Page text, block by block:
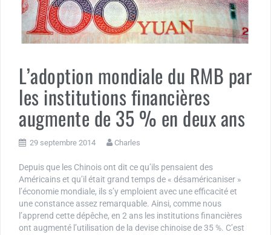
L’adoption mondiale du RMB par
les institutions financières
augmente de 35 % en deux ans
29 septembre 2014 Charles
Depuis que les Chinois ont dit ce qu’ils pensaient des
Américains et qu’il était grand temps de « désaméricaniser »
l’économie mondiale, ils s’y emploient avec une efficacité et
une constance assez remarquable. Ainsi, comme nous
l’apprend cette dépêche, en 2 ans les institutions financières
ont augmenté l’utilisation de la devise chinoise de 35 %. C’est